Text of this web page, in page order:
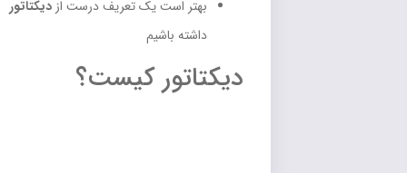
بهتر است یک تعریف درست ازدیکتاتور
داشته باشیم
دیکتاتور کیست؟